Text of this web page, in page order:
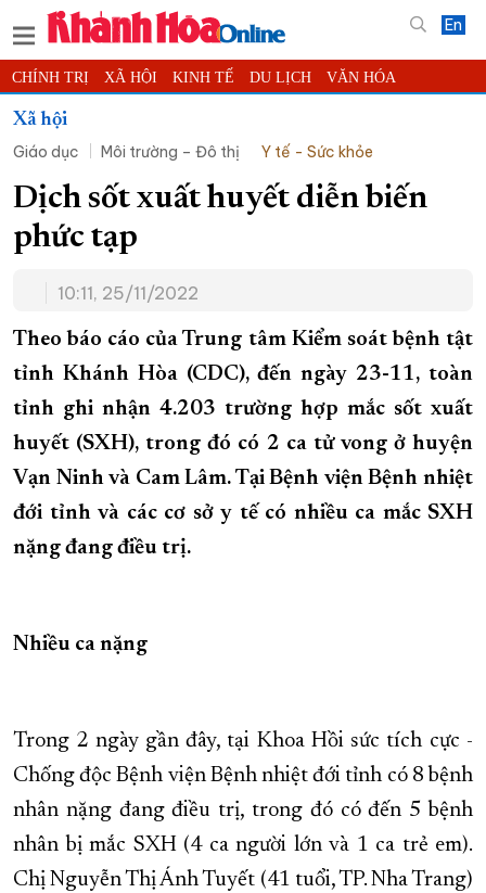
En
CHÍNH TRỊ XÃ HỘI KINH TẾ DU LỊCH VĂN HÓA
THỂ THAO
KHOA HỌC - CÔNG NGHỆ PHÁP LUẬT BẠN ĐỌC
THẾ GIỚI MULTIMEDIA VIDEO ĐỌC BÁO ONLINE
PODCAST THÔNG TIN - QUẢNG CÁO
TRƯỜNG SA BIỂN ĐẢO QUÊ HƯƠNG
CHUNG TAY CẢI CÁCH HÀNH CHÍNH
XÂY DỰNG NÔNG THÔN MỚI LỊCH CẮT ĐIỆN
TÀU - XE - MÁY BAY
KỶ NIỆM 370 NĂM XÂY DỰNG VÀ PHÁT TRIỂN TỈNH KHÁNH HÒA
KHOẢNH KHẮC ĐẸP XỨ TRẦM
XÂY DỰNG KHÁNH HÒA TRỞ THÀNH THÀNH PHỐ TRỰC THUỘC
ĐẠI HỘI ĐẢNG CÁC CẤP
Xã hội
Giáo dục
Môi trường – Đô thị Y tế - Sức khỏe
Dịch sốt xuất huyết diễn biến
phức tạp
10:11, 25/11/2022
Theo báo cáo của Trung tâm Kiểm soát bệnh tật
tỉnh Khánh Hòa (CDC), đến ngày 23-11, toàn
tỉnh ghi nhận 4.203 trường hợp mắc sốt xuất
huyết (SXH), trong đó có 2 ca tử vong ở huyện
Vạn Ninh và Cam Lâm. Tại Bệnh viện Bệnh nhiệt
đới tỉnh và các cơ sở y tế có nhiều ca mắc SXH
nặng đang điều trị.
Nhiều ca nặng
Trong 2 ngày gần đây, tại Khoa Hồi sức tích cực -
Chống độc Bệnh viện Bệnh nhiệt đới tỉnh có 8 bệnh
nhân nặng đang điều trị, trong đó có đến 5 bệnh
nhân bị mắc SXH (4 ca người lớn và 1 ca trẻ em).
Chị Nguyễn Thị Ánh Tuyết (41 tuổi, TP. Nha Trang)